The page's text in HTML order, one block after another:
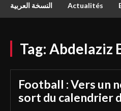
النسخة العربية Actualités
Tag: Abdelaziz
Football : Vers un
sort du calendrier